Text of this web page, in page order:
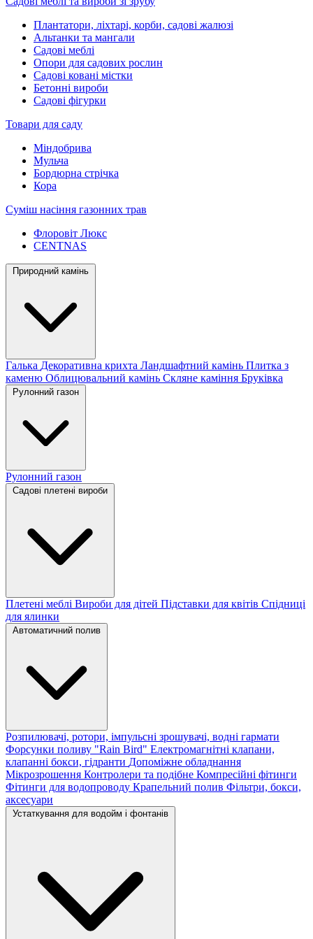
Плантатори, ліхтарі, корби, садові жалюзі
Альтанки та мангали
Садові меблі
Опори для садових рослин
Садові ковані містки
Бетонні вироби
Садові фігурки
Товари для саду
Міндобрива
Мульча
Бордюрна стрічка
Кора
Суміш насіння газонних трав
Флоровіт Люкс
СENTNAS
Природний камінь
Галька Декоративна крихта Ландшафтний камінь Плитка з
каменю Облицювальний камінь Скляне каміння Бруківка
Рулонний газон
Рулонний газон
Садові плетені вироби
Плетені меблі Вироби для дітей Підставки для квітів Спідниці
для ялинки
Автоматичний полив
Розпилювачі, ротори, імпульсні зрошувачі, водні гармати
Форсунки поливу "Rain Bird" Електромагнітні клапани,
клапанні бокси, гідранти Допоміжне обладнання
Мікрозрошення Контролери та подібне Компресійні фітинги
Фітинги для водопроводу Крапельний полив Фільтри, бокси,
аксесуари
Устаткування для водойм і фонтанів